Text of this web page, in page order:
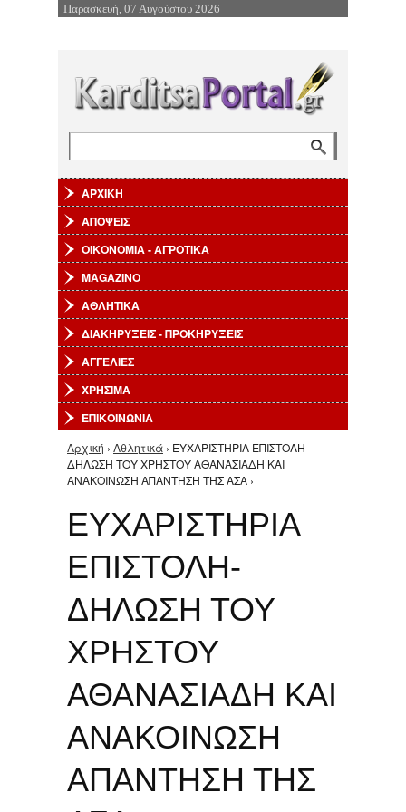
Επιστροφή στην Πλοήγηση
Παρασκευή, 07 Αυγούστου 2026
ΑΡΧΙΚΗ
ΑΠΟΨΕΙΣ
ΟΙΚΟΝΟΜΙΑ - ΑΓΡΟΤΙΚΑ
MAGAZINO
ΑΘΛΗΤΙΚΑ
ΔΙΑΚΗΡΥΞΕΙΣ - ΠΡΟΚΗΡΥΞΕΙΣ
ΑΓΓΕΛΙΕΣ
ΧΡΗΣΙΜΑ
ΕΠΙΚΟΙΝΩΝΙΑ
Είστε εδώ
Αρχική › Αθλητικά › ΕΥΧΑΡΙΣΤΗΡΙΑ ΕΠΙΣΤΟΛΗ-
ΔΗΛΩΣΗ ΤΟΥ ΧΡΗΣΤΟΥ ΑΘΑΝΑΣΙΑΔΗ ΚΑΙ
ΑΝΑΚΟΙΝΩΣΗ ΑΠΑΝΤΗΣΗ ΤΗΣ ΑΣΑ ›
ΕΥΧΑΡΙΣΤΗΡΙΑ
ΕΠΙΣΤΟΛΗ-
ΔΗΛΩΣΗ ΤΟΥ
ΧΡΗΣΤΟΥ
ΑΘΑΝΑΣΙΑΔΗ ΚΑΙ
ΑΝΑΚΟΙΝΩΣΗ
ΑΠΑΝΤΗΣΗ ΤΗΣ